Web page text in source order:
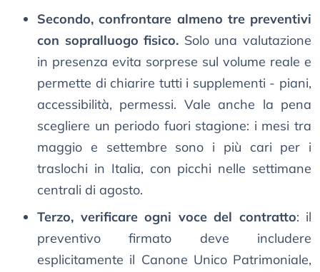
Secondo, confrontare almeno tre preventivi
con sopralluogo fisico. Solo una valutazione
in presenza evita sorprese sul volume reale e
permette di chiarire tutti i supplementi - piani,
accessibilità, permessi. Vale anche la pena
scegliere un periodo fuori stagione: i mesi tra
maggio e settembre sono i più cari per i
traslochi in Italia, con picchi nelle settimane
centrali di agosto.
Terzo, verificare ogni voce del contratto: il
preventivo firmato deve includere
esplicitamente il Canone Unico Patrimoniale,